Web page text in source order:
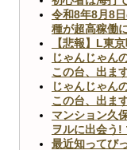
令和8年8月8
種が超高稼働
【悲報】L東
じゃんじゃん
この台、出ます
じゃんじゃん
この台、出ます
マンション久
ヲルに出会う!
最近知ってび